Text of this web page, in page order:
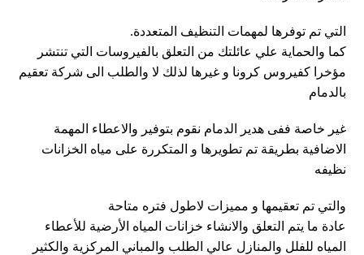
التي تم توفرها لمهمات التنظيف المتعددة.
كما والحماية علي عائلتك من التعلق بالفيروسات التي تنتشر
مؤخرا كفيروس كرونا و غيرها لذلك لا والطلب الى شركة تعقيم
بالدمام
غير خاصة ففى هدير الدمام نقوم بتوفير والاعطاء المهمة
الاضافية بطريقة تم تطويرها و المتكررة على مياه الخزانات
نظيفه
والتي تم تعقيمها و مميزات لاطول فتره متاحة
عادة ما يتم التعلق والانشاء خزانات المياه الأرضية للأعطاء
المياه للفلل والمنازل عالي الطلب والمباني المركزية والكثير